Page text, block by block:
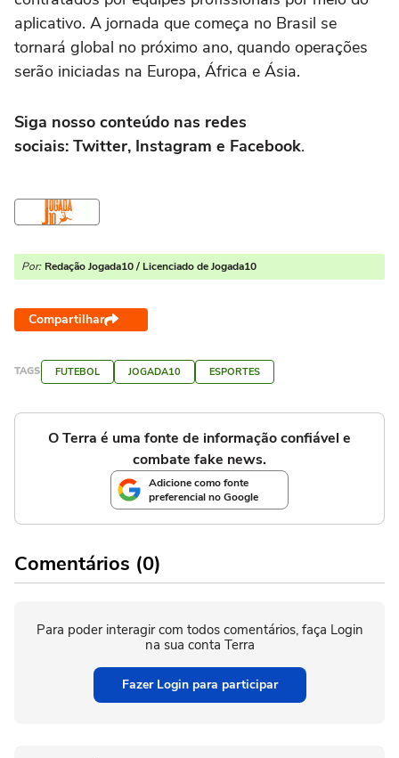
aplicativo. A jornada que começa no Brasil se
tornará global no próximo ano, quando operações
serão iniciadas na Europa, África e Ásia.
Siga nosso conteúdo nas redes
sociais: Twitter, Instagram e Facebook.
Por: Redação Jogada10 / Licenciado de Jogada10
Compartilhar
TAGS FUTEBOL JOGADA10 ESPORTES
O Terra é uma fonte de informação confiável e
combate fake news.
Adicione como fonte
preferencial no Google
Comentários (0)
Para poder interagir com todos comentários, faça Login
na sua conta Terra
Fazer Login para participar